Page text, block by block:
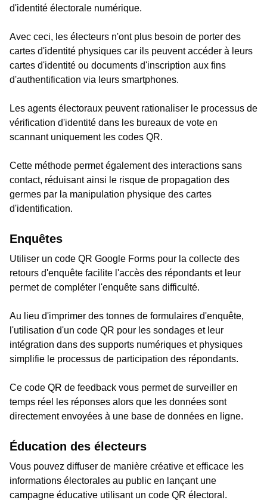
d'identité électorale numérique.
Avec ceci, les électeurs n'ont plus besoin de porter des
cartes d'identité physiques car ils peuvent accéder à leurs
cartes d'identité ou documents d'inscription aux fins
d'authentification via leurs smartphones.
Les agents électoraux peuvent rationaliser le processus de
vérification d'identité dans les bureaux de vote en
scannant uniquement les codes QR.
Cette méthode permet également des interactions sans
contact, réduisant ainsi le risque de propagation des
germes par la manipulation physique des cartes
d'identification.
Enquêtes
Utiliser un code QR Google Forms pour la collecte des
retours d'enquête facilite l'accès des répondants et leur
permet de compléter l'enquête sans difficulté.
Au lieu d'imprimer des tonnes de formulaires d'enquête,
l'utilisation d'un code QR pour les sondages et leur
intégration dans des supports numériques et physiques
simplifie le processus de participation des répondants.
Ce code QR de feedback vous permet de surveiller en
temps réel les réponses alors que les données sont
directement envoyées à une base de données en ligne.
Éducation des électeurs
Vous pouvez diffuser de manière créative et efficace les
informations électorales au public en lançant une
campagne éducative utilisant un code QR électoral.